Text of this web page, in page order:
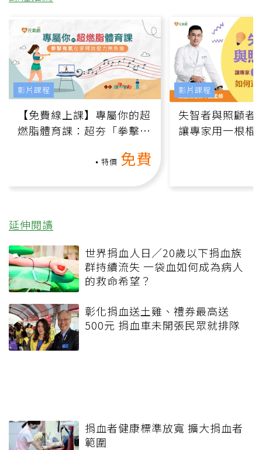
【免費線上課】專屬你的超
燃脂體育課：超夯「拳擊有
特價 免費
影片課程
失智者與照顧者
讓專家用一根棍
影片課程
延伸閱讀
世界捐血人日／20歲以下捐血族
群持續流失 一袋血如何成為病人
的救命希望？
彰化捐血送土雞、禮券最高送
500元 捐血車未開張民眾就排隊
捐血者健康標準放寬 擴大捐血者
範圍